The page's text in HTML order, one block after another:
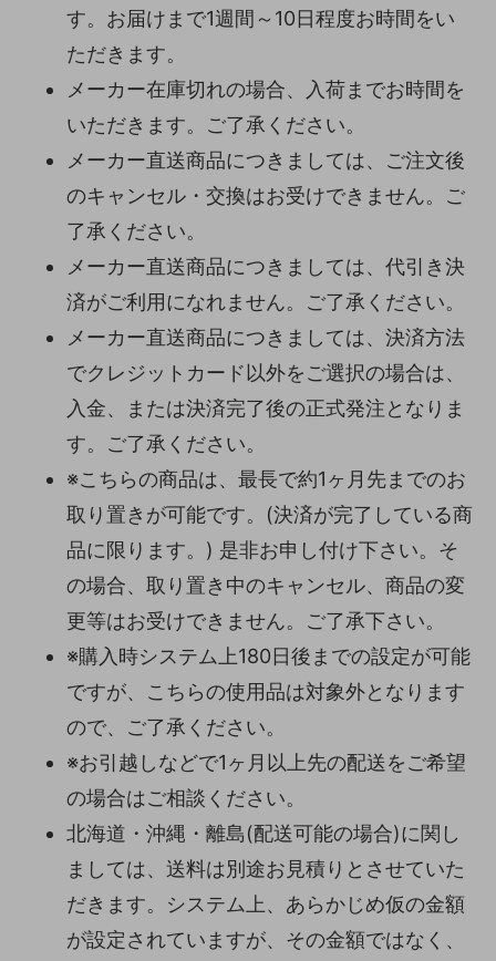
す。お届けまで1週間～10日程度お時間をい
ただきます。
メーカー在庫切れの場合、入荷までお時間を
いただきます。ご了承ください。
メーカー直送商品につきましては、ご注文後
のキャンセル・交換はお受けできません。ご
了承ください。
メーカー直送商品につきましては、代引き決
済がご利用になれません。ご了承ください。
メーカー直送商品につきましては、決済方法
でクレジットカード以外をご選択の場合は、
入金、または決済完了後の正式発注となりま
す。ご了承ください。
※こちらの商品は、最長で約1ヶ月先までのお
取り置きが可能です。(決済が完了している商
品に限ります。) 是非お申し付け下さい。そ
の場合、取り置き中のキャンセル、商品の変
更等はお受けできません。ご了承下さい。
※購入時システム上180日後までの設定が可能
ですが、こちらの使用品は対象外となります
ので、ご了承ください。
※お引越しなどで1ヶ月以上先の配送をご希望
の場合はご相談ください。
北海道・沖縄・離島(配送可能の場合)に関し
ましては、送料は別途お見積りとさせていた
だきます。システム上、あらかじめ仮の金額
が設定されていますが、その金額ではなく、